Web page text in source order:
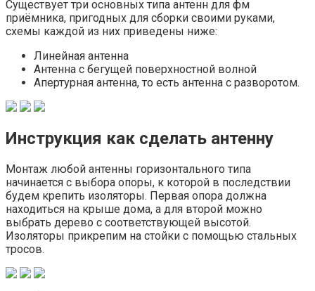
Существует три основных типа антенн для фм
приёмника, пригодных для сборки своими руками,
схемы каждой из них приведены ниже:
Линейная антенна
Антенна с бегущей поверхностной волной
Апертурная антенна, то есть антенна с разворотом.
Инструкция как сделать антенну
Монтаж любой антенны горизонтального типа
начинается с выбора опоры, к которой в последствии
будем крепить изоляторы. Первая опора должна
находиться на крыше дома, а для второй можно
выбрать дерево с соответствующей высотой.
Изоляторы прикрепим на стойки с помощью стальных
тросов.